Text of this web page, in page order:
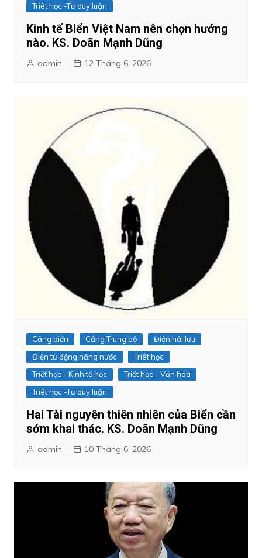
Triêt học -Tư duy luận
Kinh tế Biển Việt Nam nên chọn hướng
nào. KS. Doãn Mạnh Dũng
admin 12 Tháng 6, 2026
Cảng biển Cảng Trung bộ
Điện hải lưu
Điện từ động năng nước
Triêt học
Triết học - Kinh tế học
Triết học - Văn hóa
Triêt học -Tư duy luận
Hai Tài nguyên thiên nhiên của Biển cần
sớm khai thác. KS. Doãn Mạnh Dũng
admin 10 Tháng 6, 2026